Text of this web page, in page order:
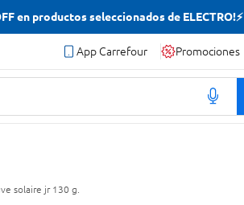
en productos seleccionados de ELECTRO!⚡
App Carrefour Promociones
solaire jr 130 g.